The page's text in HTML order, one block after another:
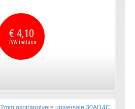
€ 4,10